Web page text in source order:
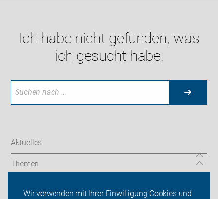
Wir verwenden mit Ihrer Einwilligung Cookies und
Ich habe nicht gefunden, was
ich gesucht habe:
Aktuelles
Themen